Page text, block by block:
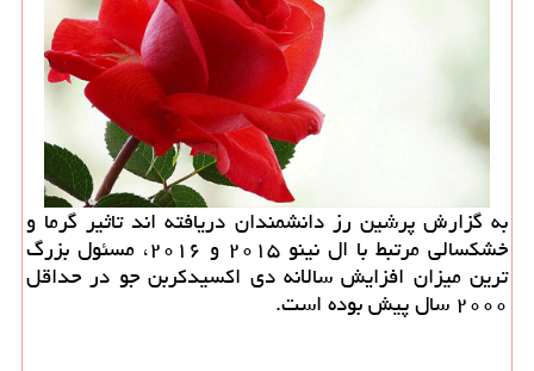
به گزارش پرشین رز دانشمندان دریافته اند تاثیر گرما و
خشكسالی مرتبط با ال نینو ۲۰۱۵ و ۲۰۱۶، مسئول بزرگ
ترین میزان افزایش سالانه دی اكسیدكربن جو در حداقل
۲۰۰۰ سال پیش بوده است.